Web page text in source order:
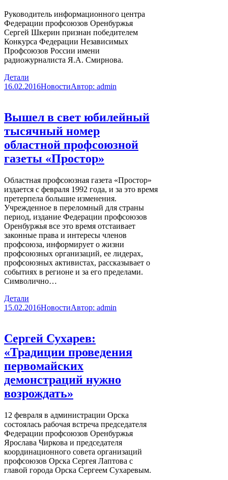
Руководитель информационного центра
Федерации профсоюзов Оренбуржья
Сергей Шкерин признан победителем
Конкурса Федерации Независимых
Профсоюзов России имени
радиожурналиста Я.А. Смирнова.
Детали
16.02.2016НовостиАвтор: admin
Вышел в свет юбилейный
тысячный номер
областной профсоюзной
газеты «Простор»
Областная профсоюзная газета «Простор»
издается с февраля 1992 года, и за это время
претерпела большие изменения.
Учрежденное в переломный для страны
период, издание Федерации профсоюзов
Оренбуржья все это время отстаивает
законные права и интересы членов
профсоюза, информирует о жизни
профсоюзных организаций, ее лидерах,
профсоюзных активистах, рассказывает о
событиях в регионе и за его пределами.
Символично…
Детали
15.02.2016НовостиАвтор: admin
Сергей Сухарев:
«Традиции проведения
первомайских
демонстраций нужно
возрождать»
12 февраля в администрации Орска
состоялась рабочая встреча председателя
Федерации профсоюзов Оренбуржья
Ярослава Чиркова и председателя
координационного совета организаций
профсоюзов Орска Сергея Лаптова с
главой города Орска Сергеем Сухаревым.